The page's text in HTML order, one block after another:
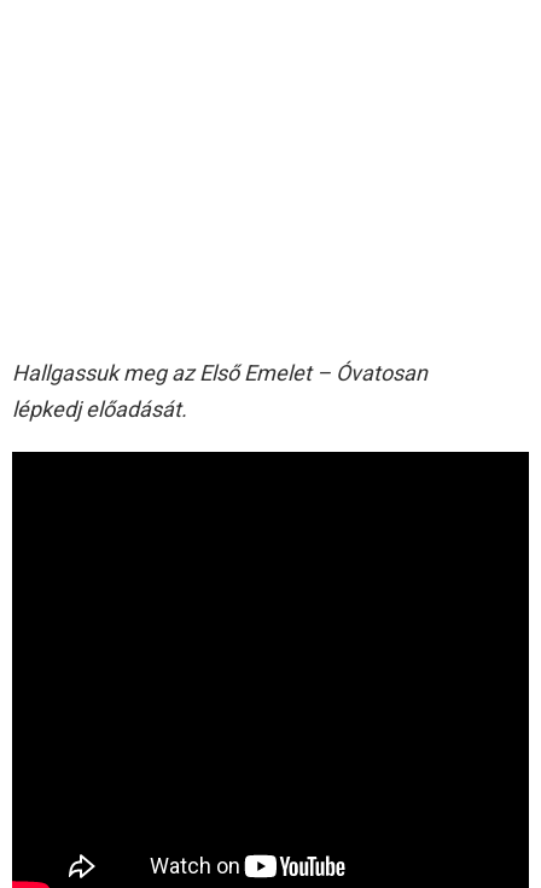
Hallgassuk meg az Első Emelet – Óvatosan
lépkedj előadását.